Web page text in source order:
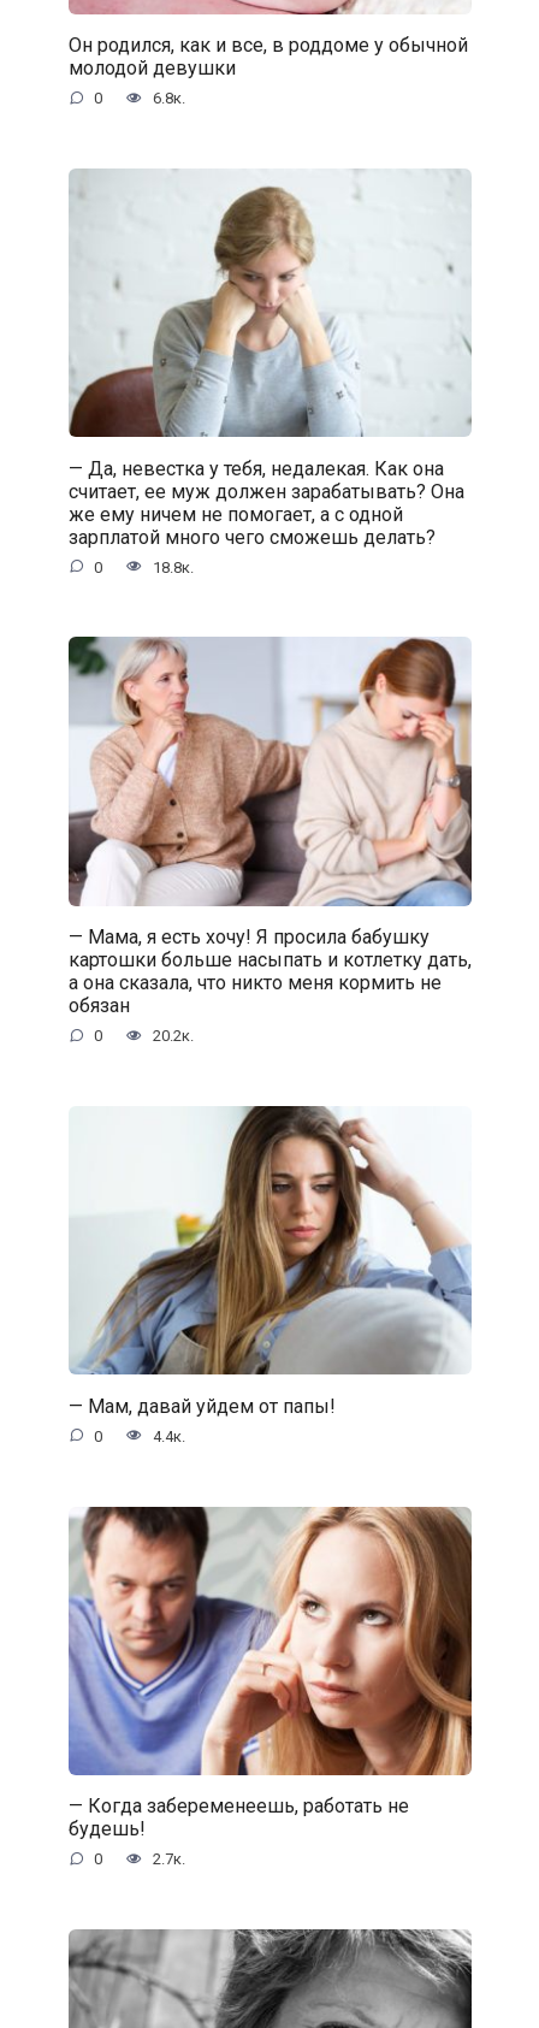
Он родился, как и все, в роддоме у обычной
молодой девушки
0 6.8к.
— Да, невестка у тебя, недалекая. Как она
считает, ее муж должен зарабатывать? Она
же ему ничем не помогает, а с одной
зарплатой много чего сможешь делать?
0 18.8к.
— Мама, я есть хочу! Я просила бабушку
картошки больше насыпать и котлетку дать,
а она сказала, что никто меня кормить не
обязан
0 20.2к.
— Мам, давай уйдем от папы!
0 4.4к.
— Когда забеременеешь, работать не
будешь!
0 2.7к.